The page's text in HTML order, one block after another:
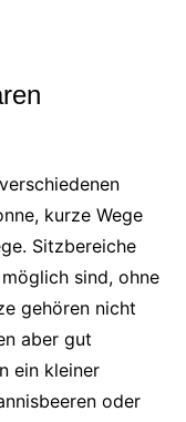
kurze Wege
Sitzbereiche
sind, ohne
gehören nicht
aber gut
ein kleiner
oder